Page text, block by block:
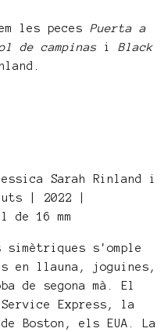
les peces Puerta a
de campinas i Black
Sarah Rinland i
| 2022 |
16 mm
simètriques s'omple
en llauna, joguines,
de segona mà. El
Express, la
Boston, els EUA. La